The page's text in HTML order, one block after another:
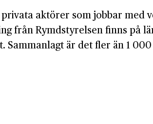
privata aktörer som jobbar
från Rymd­styrelsen finns på
Sammanlagt är det fler än 1